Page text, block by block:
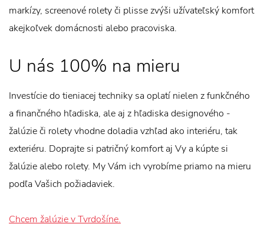
markízy, screenové rolety či plisse zvýši užívateľský komfort
akejkoľvek domácnosti alebo pracoviska.
U nás 100% na mieru
Investície do tieniacej techniky sa oplatí nielen z funkčného
a finančného hľadiska, ale aj z hľadiska designového -
žalúzie či rolety vhodne doladia vzhľad ako interiéru, tak
exteriéru. Doprajte si patričný komfort aj Vy a kúpte si
žalúzie alebo rolety. My Vám ich vyrobíme priamo na mieru
podľa Vašich požiadaviek.
Chcem žalúzie v Tvrdošíne.